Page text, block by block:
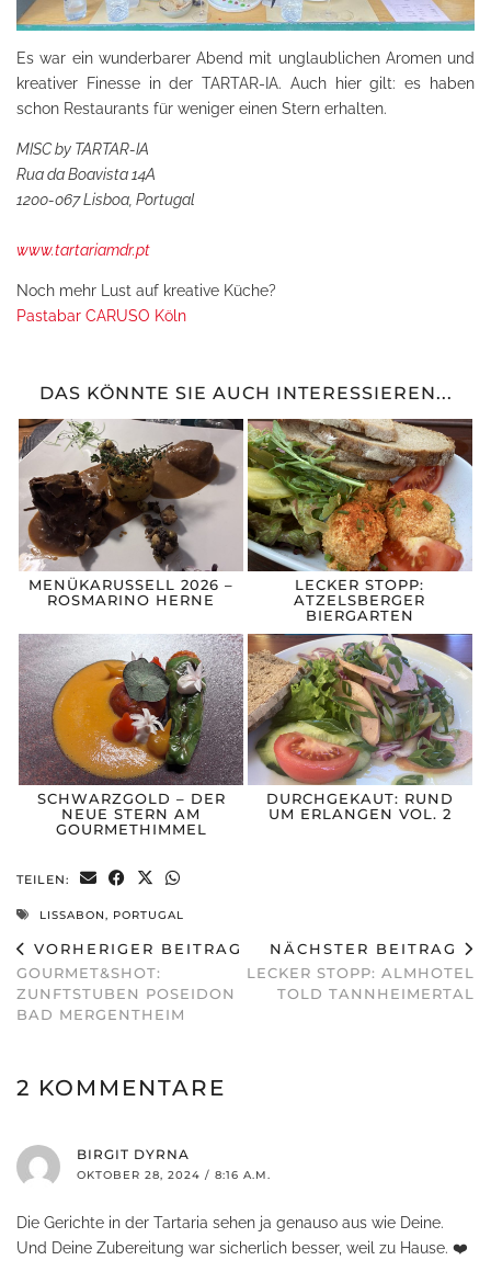
Es war ein wunderbarer Abend mit unglaublichen Aromen und
kreativer Finesse in der TARTAR-IA. Auch hier gilt: es haben
schon Restaurants für weniger einen Stern erhalten.
MISC by TARTAR-IA
Rua da Boavista 14A
1200-067 Lisboa, Portugal
www.tartariamdr.pt
Noch mehr Lust auf kreative Küche?
Pastabar CARUSO Köln
DAS KÖNNTE SIE AUCH INTERESSIEREN...
MENÜKARUSSELL 2026 –
ROSMARINO HERNE
LECKER STOPP:
ATZELSBERGER
BIERGARTEN
SCHWARZGOLD – DER
NEUE STERN AM
GOURMETHIMMEL
DURCHGEKAUT: RUND
UM ERLANGEN VOL. 2
TEILEN:
LISSABON, PORTUGAL
VORHERIGER BEITRAG
GOURMET&SHOT:
ZUNFTSTUBEN POSEIDON
BAD MERGENTHEIM
NÄCHSTER BEITRAG
LECKER STOPP: ALMHOTEL
TOLD TANNHEIMERTAL
2 KOMMENTARE
BIRGIT DYRNA
OKTOBER 28, 2024 / 8:16 A.M.
Die Gerichte in der Tartaria sehen ja genauso aus wie Deine.
Und Deine Zubereitung war sicherlich besser, weil zu Hause. ❤️